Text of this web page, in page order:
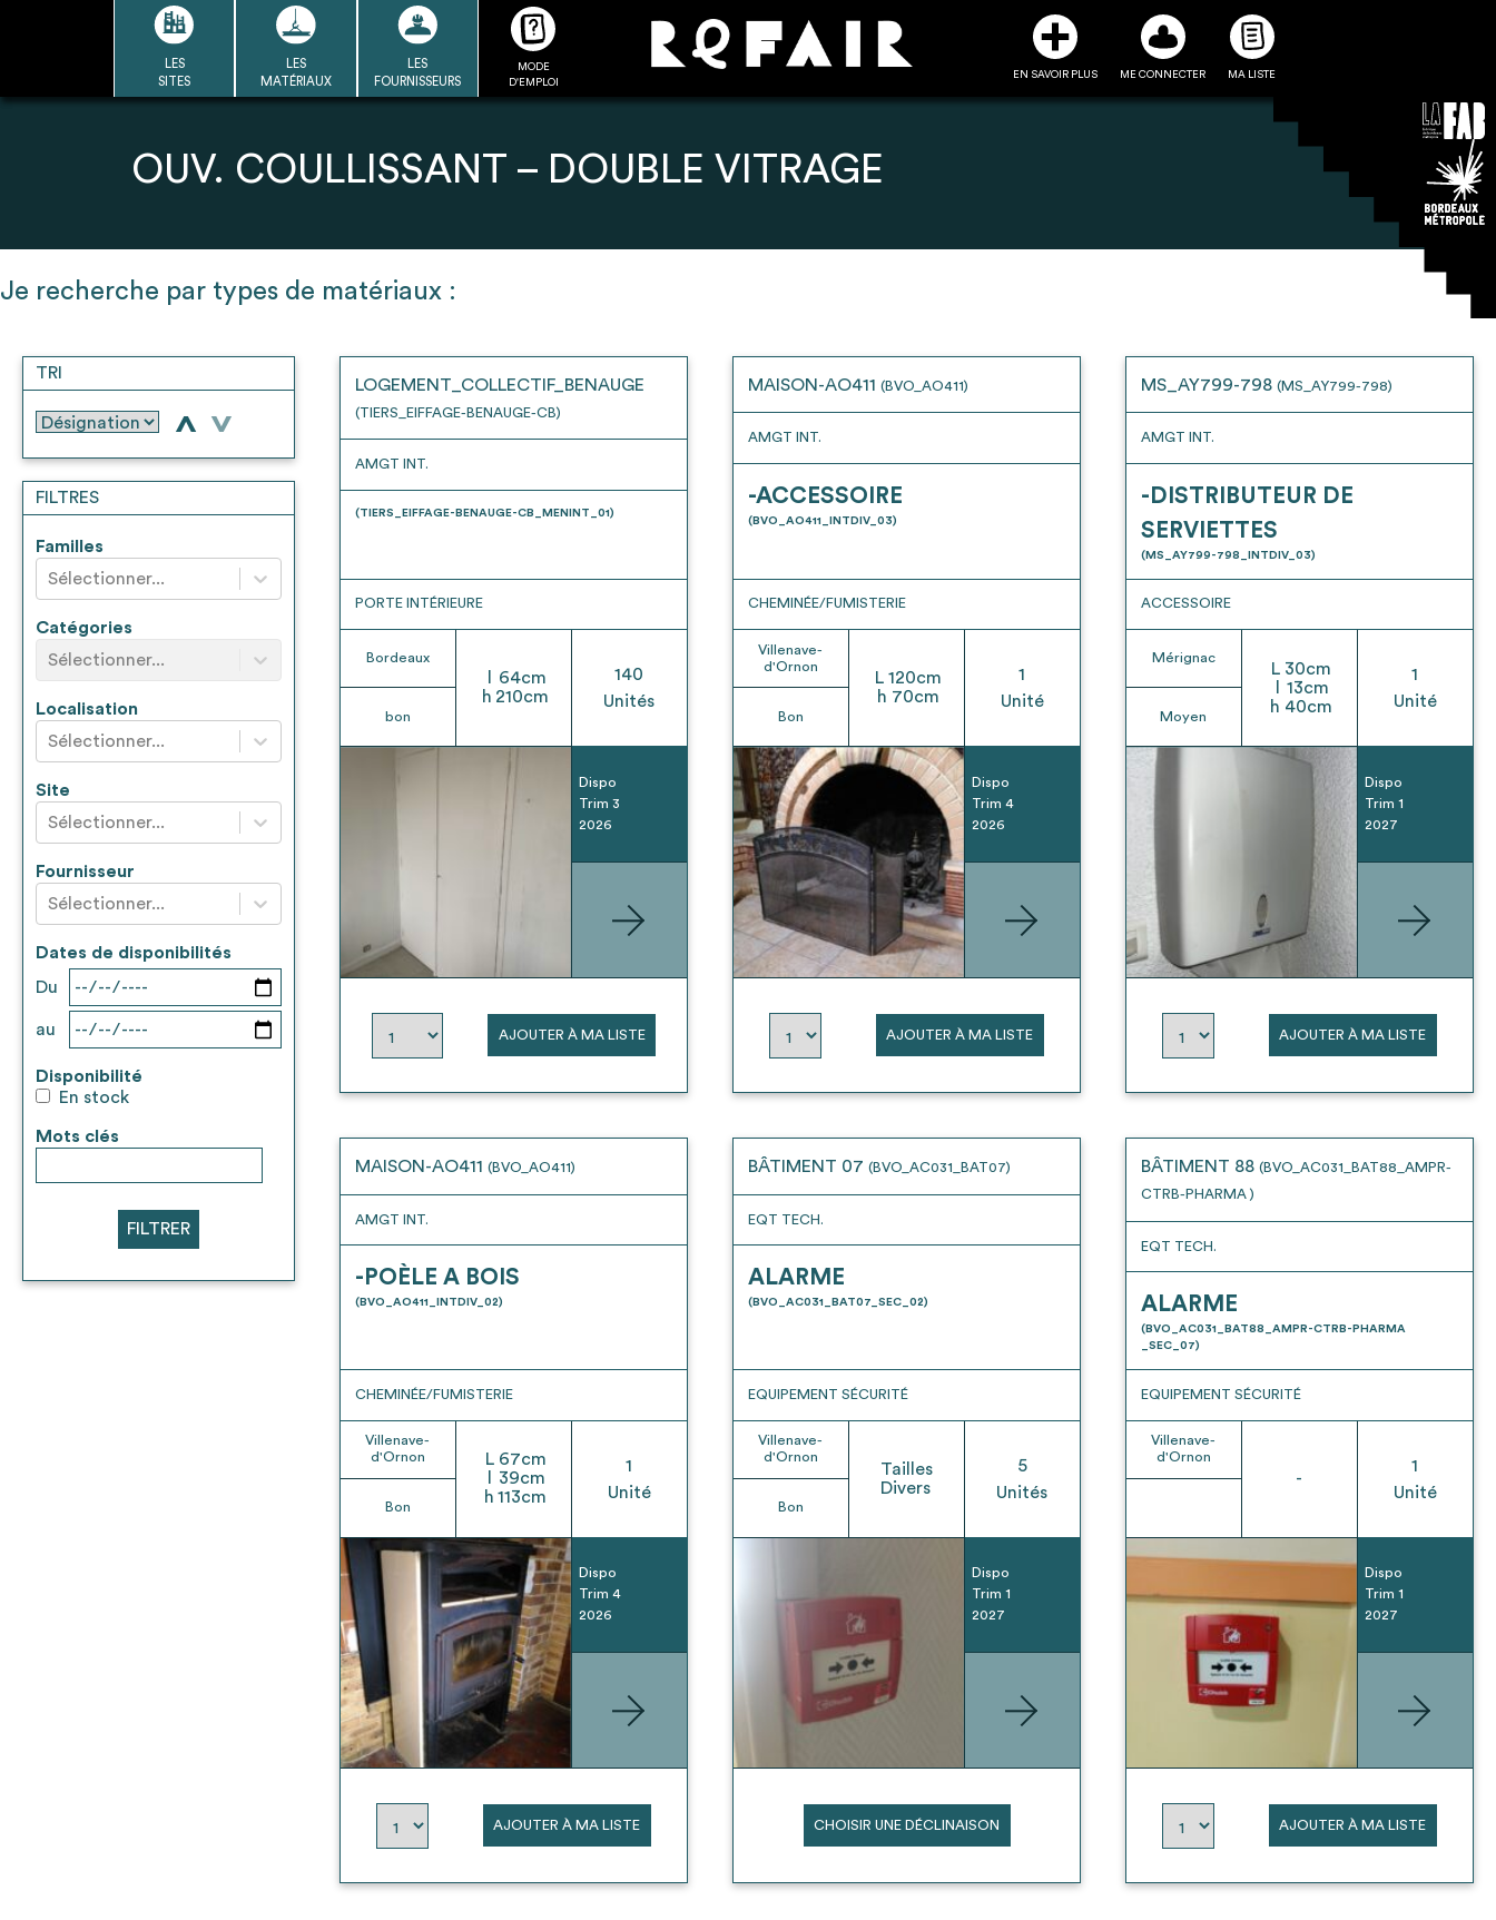
LES
SITES
LES
MATÉRIAUX
LES
FOURNISSEURS
MODE
D'EMPLOI
EN SAVOIR PLUS ME CONNECTER MA LISTE
LA DÉMARCHE
LA BASE
DU RÉEMPLOI
Ressources de chaque
Transmettre sa liste de
les matériaux sélectionnés
un outil d’aide à la conception
modalités et stratégies de
* Attention, l’ajout des matériaux à sa liste et son envoi ne vaut aucunement réservation.
OUV. COULLISSANT – DOUBLE VITRAGE
Je recherche par types de matériaux :
TRI
> >
FILTRES
Familles
Sélectionner...
Catégories
Sélectionner...
Localisation
Sélectionner...
Site
Sélectionner...
Fournisseur
Sélectionner...
Dates de disponibilités
Du
au
Disponibilité
En stock
Mots clés
FILTRER
LOGEMENT_COLLECTIF_BENAUGE
(TIERS_EIFFAGE-BENAUGE-CB)
AMGT INT.
(TIERS_EIFFAGE-BENAUGE-CB_MENINT_01)
PORTE INTÉRIEURE
Bordeaux
bon
64cm
h 210cm
140
Unités
Dispo
Trim 3
2026
AJOUTER À MA LISTE
MAISON-AO411 (BVO_AO411)
AMGT INT.
-ACCESSOIRE
(BVO_AO411_INTDIV_03)
CHEMINÉE/FUMISTERIE
Villenave-
d'Ornon
Bon
L 120cm
h 70cm
1
Unité
Dispo
Trim 4
2026
AJOUTER À MA LISTE
MS_AY799-798 (MS_AY799-798)
AMGT INT.
-DISTRIBUTEUR DE
SERVIETTES
(MS_AY799-798_INTDIV_03)
ACCESSOIRE
Mérignac
Moyen
L 30cm
13cm
h 40cm
1
Unité
Dispo
Trim 1
2027
AJOUTER À MA LISTE
MAISON-AO411 (BVO_AO411)
AMGT INT.
-POÈLE A BOIS
(BVO_AO411_INTDIV_02)
CHEMINÉE/FUMISTERIE
Villenave-
d'Ornon
Bon
L 67cm
39cm
h 113cm
1
Unité
Dispo
Trim 4
2026
AJOUTER À MA LISTE
BÂTIMENT 07 (BVO_AC031_BAT07)
EQT TECH.
ALARME
(BVO_AC031_BAT07_SEC_02)
EQUIPEMENT SÉCURITÉ
Villenave-
d'Ornon
Bon
Tailles
Divers
5
Unités
Dispo
Trim 1
2027
CHOISIR UNE DÉCLINAISON
BÂTIMENT 88 (BVO_AC031_BAT88_AMPR-
CTRB-PHARMA )
EQT TECH.
ALARME
(BVO_AC031_BAT88_AMPR-CTRB-PHARMA
_SEC_07)
EQUIPEMENT SÉCURITÉ
Villenave-
d'Ornon
-
1
Unité
Dispo
Trim 1
2027
AJOUTER À MA LISTE